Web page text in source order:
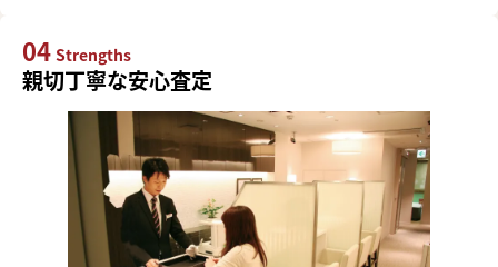
04 Strengths
親切丁寧な安心査定